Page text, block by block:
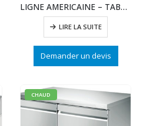
LIGNE AMERICAINE – TABLE REFRIGEREE – 2 PTE
LIRE LA SUITE
Demander un devis
CHAUD